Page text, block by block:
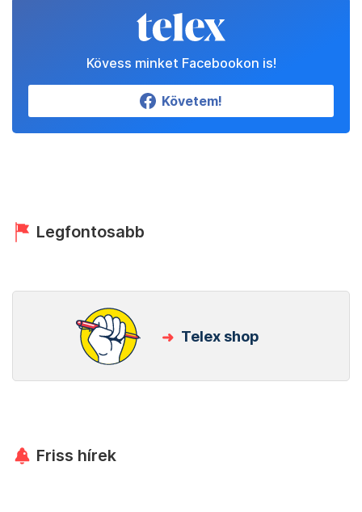
Kövess minket Facebookon is!
Követem!
Legfontosabb
Telex shop
Friss hírek